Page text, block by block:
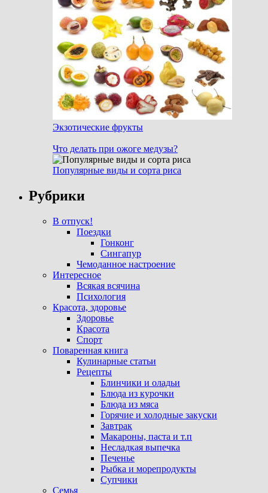
Экзотические фрукты
Что делать при ожоге медузы?
Популярные виды и сорта риса
Рубрики
В отпуск!
Поездки
Гонконг
Сингапур
Чемоданное настроение
Интересное
Всякая всячина
Психология
Красота, здоровье
Здоровье
Красота
Спорт
Поваренная книга
Кулинарные статьи
Рецепты
Блинчики и оладьи
Блюда из курочки
Блюда из мяса
Горячие и холодные закуски
Завтрак
Макароны, паста и т.п
Несладкая выпечка
Печенье
Рыбка и морепродукты
Супчики
Семья